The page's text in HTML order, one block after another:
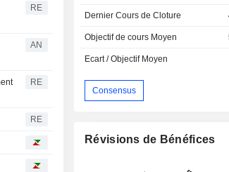
RE
AN
RE
RE
Dernier Cours de Cloture
Objectif de cours Moyen
Ecart / Objectif Moyen
Consensus
Révisions de Bénéfices